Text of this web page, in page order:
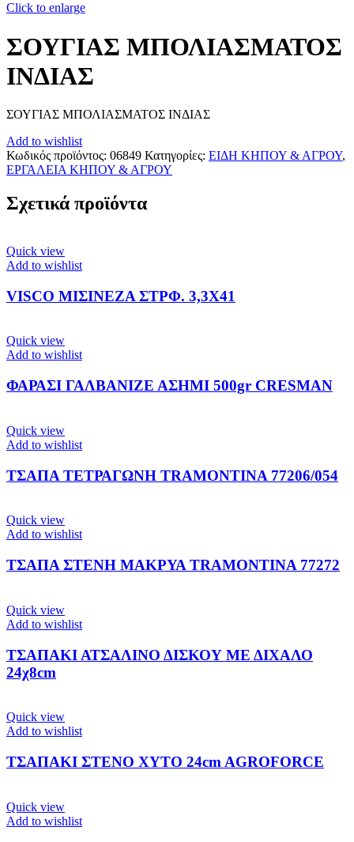
Click to enlarge
ΣΟΥΓΙΑΣ ΜΠΟΛΙΑΣΜΑΤΟΣ
ΙΝΔΙΑΣ
ΣΟΥΓΙΑΣ ΜΠΟΛΙΑΣΜΑΤΟΣ ΙΝΔΙΑΣ
Add to wishlist
Κωδικός προϊόντος: 06849 Κατηγορίες: ΕΙΔΗ ΚΗΠΟΥ & ΑΓΡΟΥ,
ΕΡΓΑΛΕΙΑ ΚΗΠΟΥ & ΑΓΡΟΥ
Σχετικά προϊόντα
Quick view
Add to wishlist
VISCO ΜΙΣΙΝΕΖΑ ΣΤΡΦ. 3,3Χ41
Quick view
Add to wishlist
ΦΑΡΑΣΙ ΓΑΛΒΑΝΙΖΕ ΑΣΗΜΙ 500gr CRESMAN
Quick view
Add to wishlist
ΤΣΑΠΑ ΤΕΤΡΑΓΩΝΗ TRAMONTINA 77206/054
Quick view
Add to wishlist
ΤΣΑΠΑ ΣΤΕΝΗ ΜΑΚΡΥΑ TRAMONTINA 77272
Quick view
Add to wishlist
ΤΣΑΠΑΚΙ ΑΤΣΑΛΙΝΟ ΔΙΣΚΟΥ ΜΕ ΔΙΧΑΛΟ
24χ8cm
Quick view
Add to wishlist
ΤΣΑΠΑΚΙ ΣΤΕΝΟ ΧΥΤΟ 24cm AGROFORCE
Quick view
Add to wishlist